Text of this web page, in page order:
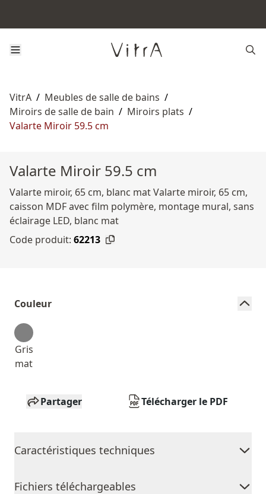
VitrA / Meubles de salle de bains /
Miroirs de salle de bain / Miroirs plats /
Valarte Miroir 59.5 cm
Valarte Miroir 59.5 cm
Valarte miroir, 65 cm, blanc mat Valarte miroir, 65 cm,
caisson MDF avec film polymère, montage mural, sans
éclairage LED, blanc mat
Code produit: 62213
Couleur
Gris
mat
Partager Télécharger le PDF
Caractéristiques techniques
Fichiers téléchargeables